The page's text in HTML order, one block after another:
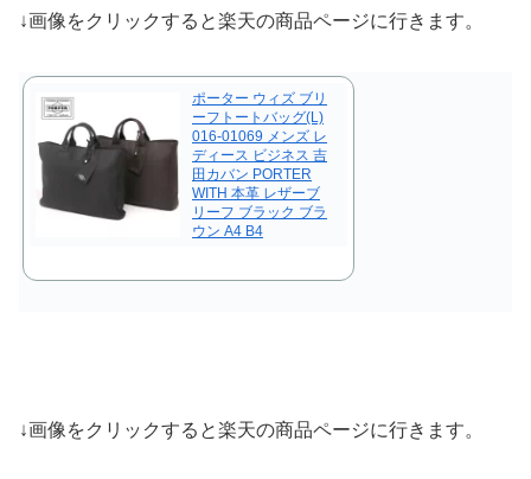
↓画像をクリックすると楽天の商品ページに行きます。
ポーター ウィズ ブリ
ーフトートバッグ(L)
016-01069 メンズ レ
ディース ビジネス 吉
田カバン PORTER
WITH 本革 レザーブ
リーフ ブラック ブラ
ウン A4 B4
↓画像をクリックすると楽天の商品ページに行きます。